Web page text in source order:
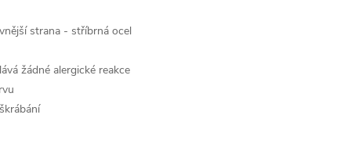
strana - stříbrná ocel
žádné alergické reakce